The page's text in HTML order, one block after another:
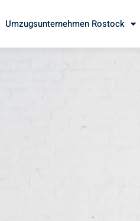
Umzugsunternehmen Rostock